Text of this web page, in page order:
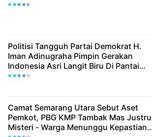
Politisi Tangguh Partai Demokrat H.
Iman Adinugraha Pimpin Gerakan
Indonesia Asri Langit Biru Di Pantai
Citepus
Camat Semarang Utara Sebut Aset
Pemkot, PBG KMP Tambak Mas Justru
Misteri - Warga Menunggu Kepastian